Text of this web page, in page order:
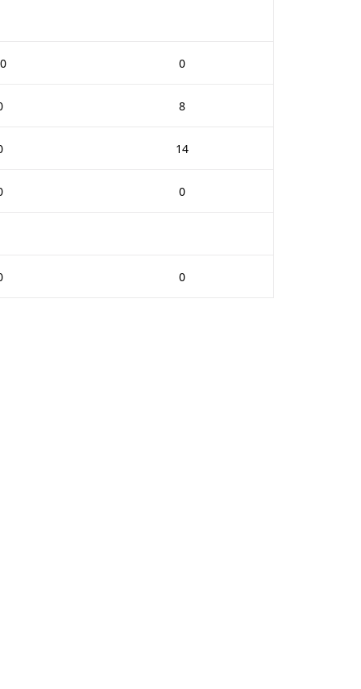
0
8
14
0
0